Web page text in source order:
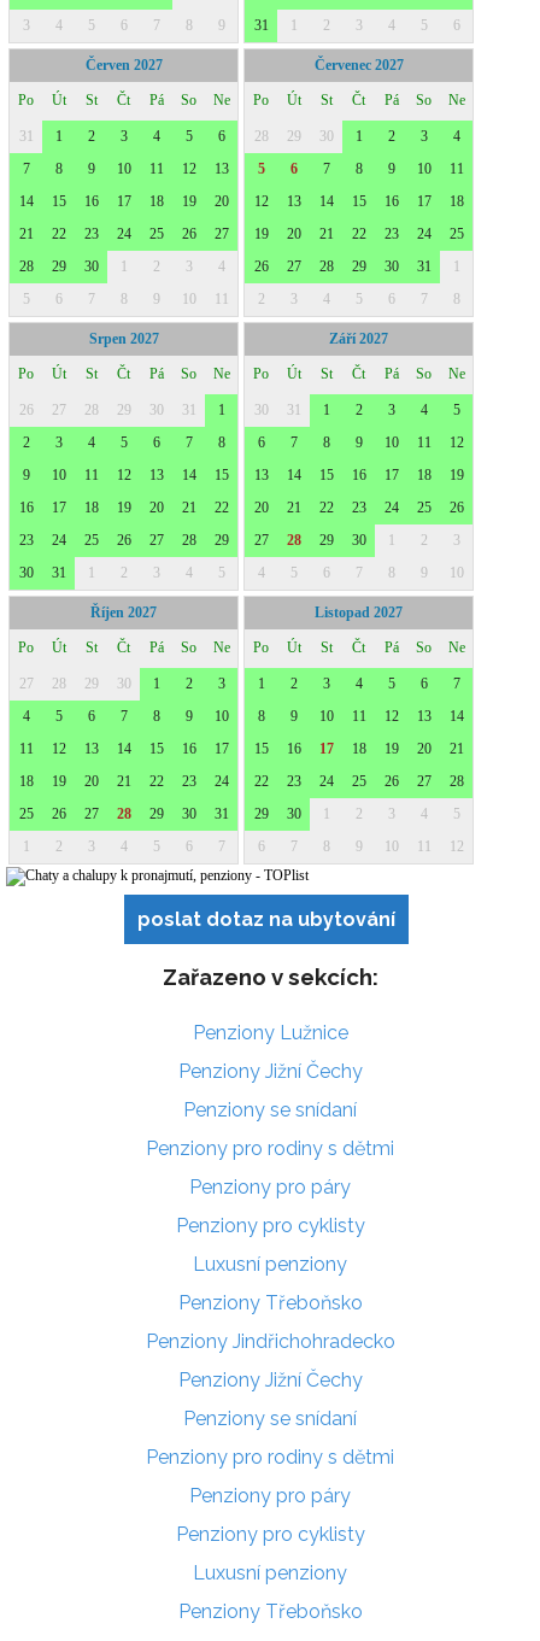
poslat dotaz na ubytování
Zařazeno v sekcích:
Penziony Lužnice
Penziony Jižní Čechy
Penziony se snídaní
Penziony pro rodiny s dětmi
Penziony pro páry
Penziony pro cyklisty
Luxusní penziony
Penziony Třeboňsko
Penziony Jindřichohradecko
Penziony Jižní Čechy
Penziony se snídaní
Penziony pro rodiny s dětmi
Penziony pro páry
Penziony pro cyklisty
Luxusní penziony
Penziony Třeboňsko